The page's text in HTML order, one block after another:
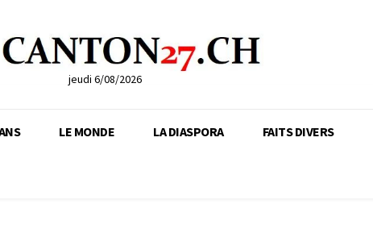
jeudi 6/08/2026
LE MONDE LA DIASPORA FAITS DIVERS